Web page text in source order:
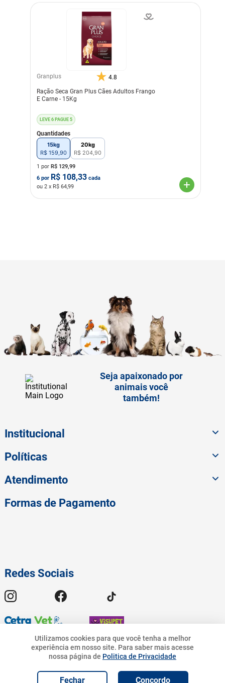
Utilizamos cookies para que você tenha a melhor
experiência em nosso site. Para saber mais acesse
nossa página de Politica de Privacidade
Concordo
Fechar
Granplus 4.8
Ração Seca Gran Plus Cães Adultos Frango
E Carne - 15Kg
LEVE 6 PAGUE 5
Quantidades
15kg
R$ 159,90
20kg
R$ 204,90
1 por R$ 129,99
6 por R$ 108,33 cada
ou 2 x R$ 64,99
R$ 19,90
Adicionar e
Seja apaixonado por
animais você
também!
Institucional
Políticas
Atendimento
Redes Sociais
Formas de Pagamento
© 2023 American Pet - Todos os Direitos Reservados | Pet.Bandeirantes
Geremario Dantas, 01413 - Freguesia (Jacarepaguá) - Rio de Janeiro - RJ.